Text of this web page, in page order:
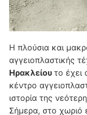
Η πλούσια και
αγγειοπλαστικής
Ηρακλείου το έχει
κέντρο
ιστορία της
Σήμερα, στο χωριό